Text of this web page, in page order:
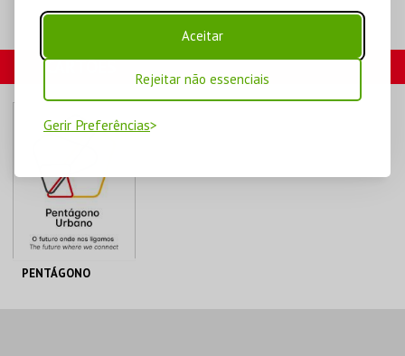
Aceitar
Rejeitar não essenciais
Gerir Preferências
CARTÕES
PENTÁGONO